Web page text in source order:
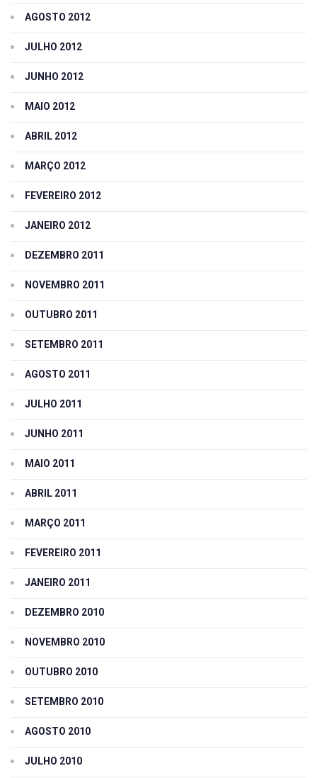
AGOSTO 2012
JULHO 2012
JUNHO 2012
MAIO 2012
ABRIL 2012
MARÇO 2012
FEVEREIRO 2012
JANEIRO 2012
DEZEMBRO 2011
NOVEMBRO 2011
OUTUBRO 2011
SETEMBRO 2011
AGOSTO 2011
JULHO 2011
JUNHO 2011
MAIO 2011
ABRIL 2011
MARÇO 2011
FEVEREIRO 2011
JANEIRO 2011
DEZEMBRO 2010
NOVEMBRO 2010
OUTUBRO 2010
SETEMBRO 2010
AGOSTO 2010
JULHO 2010